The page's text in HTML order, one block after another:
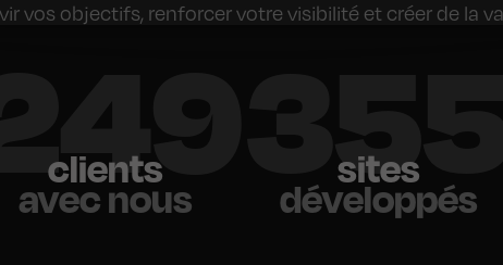
vos objectifs, renforcer votre visibilité et créer de la
350
clients
avec nous 500
sites
développés